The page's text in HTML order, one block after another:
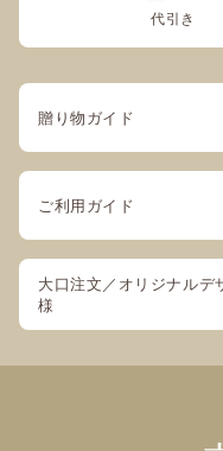
代引き
贈り物ガイド
ご利用ガイド
大口注文／オリジナルデ
様